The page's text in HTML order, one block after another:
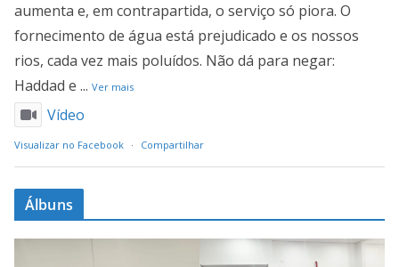
aumenta e, em contrapartida, o serviço só piora. O
fornecimento de água está prejudicado e os nossos
rios, cada vez mais poluídos. Não dá para negar:
Haddad e ... Ver mais
Vídeo
Visualizar no Facebook · Compartilhar
Álbuns